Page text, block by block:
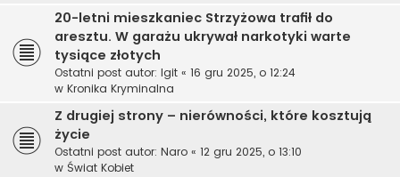
20-letni mieszkaniec Strzyżowa trafił do
aresztu. W garażu ukrywał narkotyki warte
tysiące złotych
Ostatni post autor: Igit « 16 gru 2025, o 12:24
w Kronika Kryminalna
Z drugiej strony – nierówności, które kosztują
życie
Ostatni post autor: Naro « 12 gru 2025, o 13:10
w Świat Kobiet